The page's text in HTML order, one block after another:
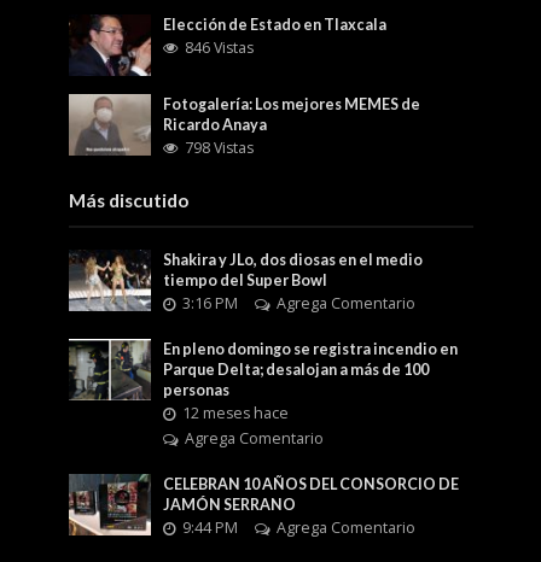
Elección de Estado en Tlaxcala
846 Vistas
Fotogalería: Los mejores MEMES de
Ricardo Anaya
798 Vistas
Más discutido
Shakira y JLo, dos diosas en el medio
tiempo del Super Bowl
3:16 PM Agrega Comentario
En pleno domingo se registra incendio en
Parque Delta; desalojan a más de 100
personas
12 meses hace
Agrega Comentario
CELEBRAN 10 AÑOS DEL CONSORCIO DE
JAMÓN SERRANO
9:44 PM Agrega Comentario